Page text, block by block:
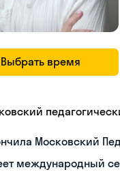
Выбрать время
Московский
международный